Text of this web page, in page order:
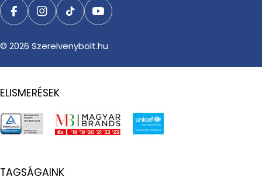
FacebookInstagram
TikTokYouTube
© 2026 Szerelvenybolt.hu
ELISMERÉSEK
TAGSÁGAINK